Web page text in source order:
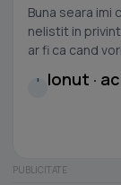
Buna seara imi
nelistit in
ar fi ca cand
I Ionut ·